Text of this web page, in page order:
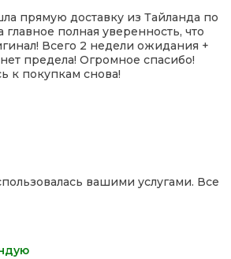
прямую доставку из Тайланда по
полная уверенность, что
Всего 2 недели ожидания +
предела! Огромное спасибо!
к покупкам снова!
вашими услугами. Все